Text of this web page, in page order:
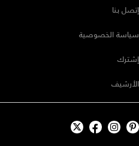
إتصل بنا
سياسة الخصوصية
إشترك
الأرشيف